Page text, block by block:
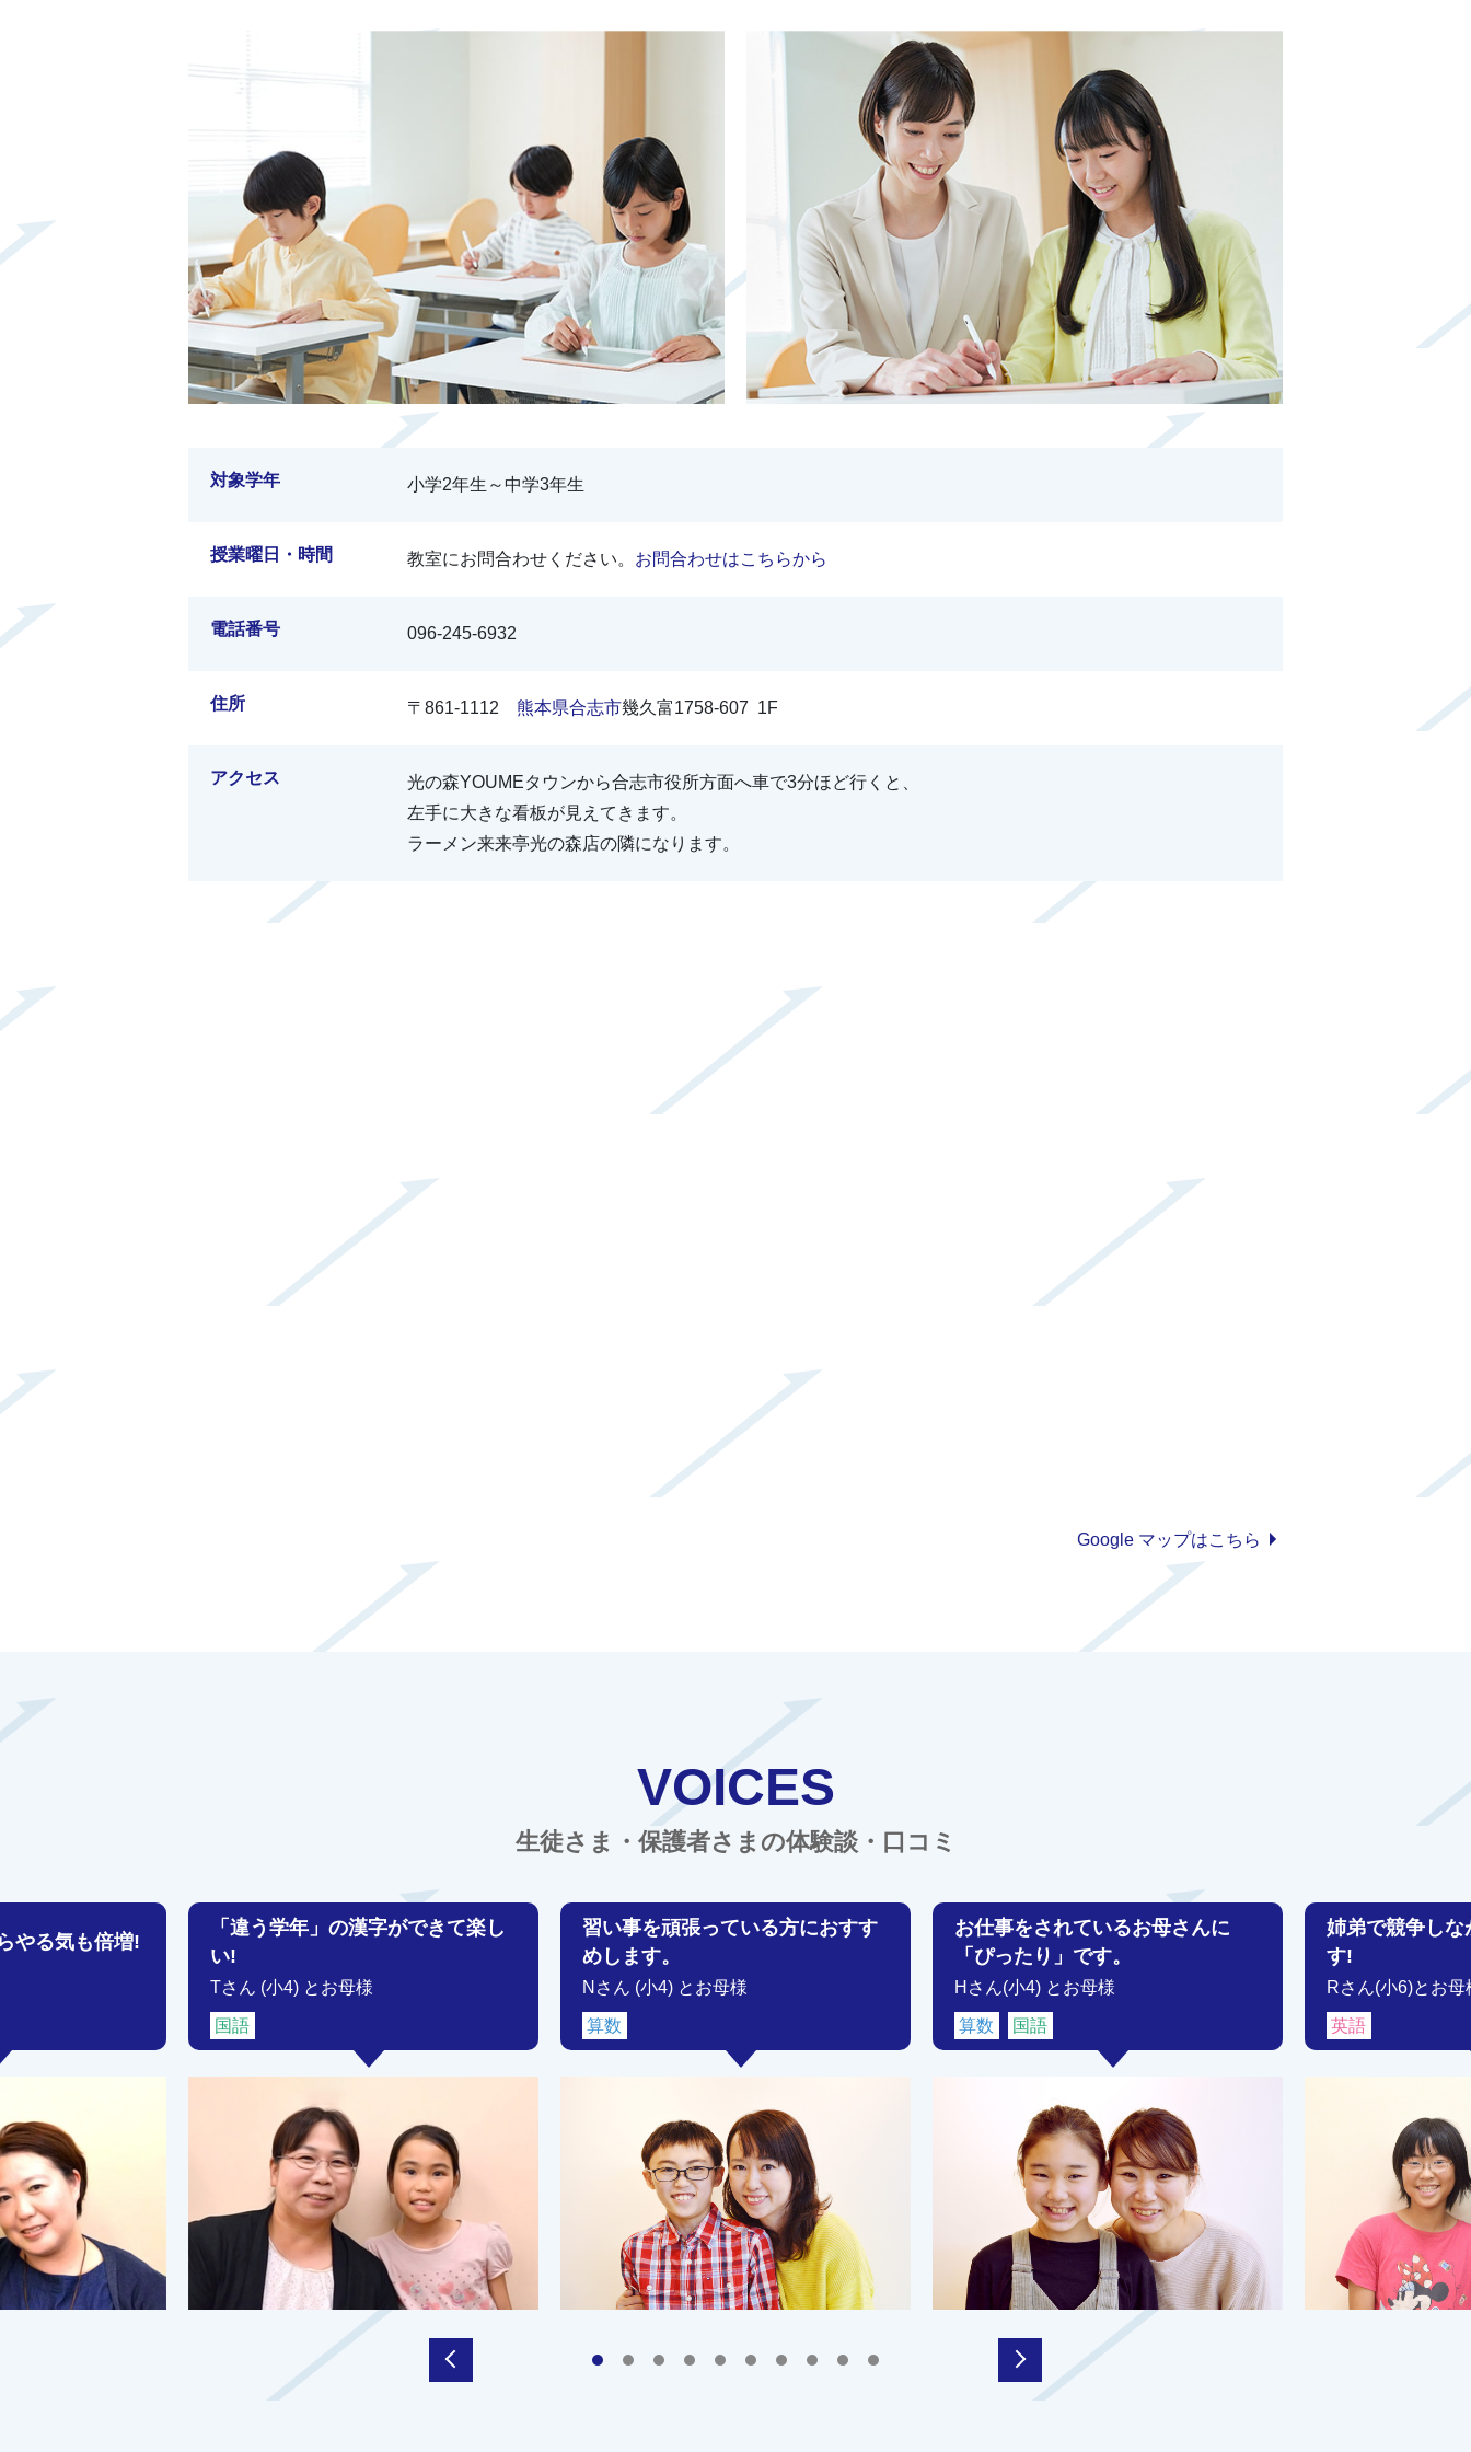
対象学年 小学2年生～中学3年生
授業曜日・時間 教室にお問合わせください。 お問合わせはこちらから
電話番号 096-245-6932
住所 〒861-1112 熊本県合志市幾久富1758-607 1F
アクセス
光の森YOUMEタウンから合志市役所方面へ車で3分ほど行くと、
左手に大きな看板が見えてきます。
ラーメン来来亭光の森店の隣になります。
Google マップはこちら
VOICES
生徒さま・保護者さまの体験談・口コミ
やる気も倍増!
「違う学年」の漢字ができて楽し
い!
Tさん (小4) とお母様
国語
習い事を頑張っている方におすす
めします。
Nさん (小4) とお母様
算数
お仕事をされているお母さんに
「ぴったり」です。
Hさん(小4) とお母様
算数 国語
姉弟で競争し
す!
Rさん(小6)とお母
英語